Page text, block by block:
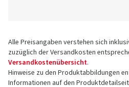
Alle Preisangaben verstehen sich
zuzüglich der Versandkosten
Versandkostenübersicht.
Hinweise zu den Produktabbildungen
Informationen auf den